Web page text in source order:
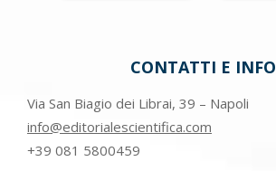
CONTATTI E INFO
Via San Biagio dei Librai, 39 – Napoli
info@editorialescientifica.com
+39 081 5800459